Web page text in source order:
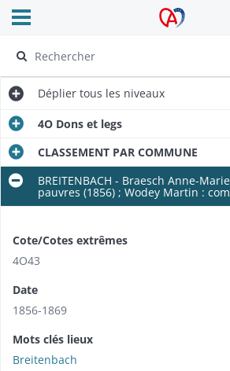
Archives Alsace -
Ouvrir le menu déroulant
Déplier tous les niveaux
4O Dons et legs
CLASSEMENT PAR COMMUNE
BREITENBACH - Braesch Anne-
pauvres (1856) ; Wodey Martin :
Cote/Cotes extrêmes
4O43
Date
1856-1869
Mots clés lieux
Breitenbach